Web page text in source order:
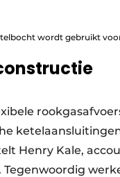
wordt gebruikt
Henry Kale,
Tegenwoordig